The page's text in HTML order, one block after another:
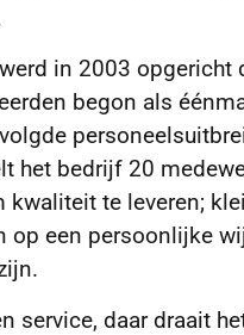
in 2003 opgericht
begon als
het bedrijf 20
kwaliteit te leveren;
op een persoonlijke
service, daar draait